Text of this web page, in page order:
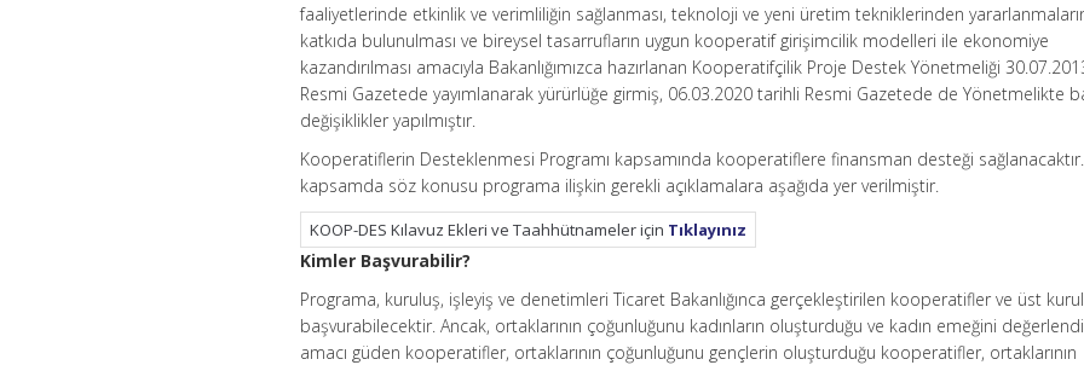
faaliyetlerinde etkinlik ve verimliliğin sağlanması, teknoloji ve yeni üretim tekniklerinden
katkıda bulunulması ve bireysel tasarrufların uygun kooperatif girişimcilik modelleri ile ekonomiye
kazandırılması amacıyla Bakanlığımızca hazırlanan Kooperatifçilik Proje Destek Yönetmeliği
Resmi Gazetede yayımlanarak yürürlüğe girmiş, 06.03.2020 tarihli Resmi Gazetede de Yönetmelikte
değişiklikler yapılmıştır.
Kooperatiflerin Desteklenmesi Programı kapsamında kooperatiflere finansman desteği
kapsamda söz konusu programa ilişkin gerekli açıklamalara aşağıda yer verilmiştir.
KOOP-DES Kılavuz Ekleri ve Taahhütnameler için Tıklayınız
Kimler Başvurabilir?
Programa, kuruluş, işleyiş ve denetimleri Ticaret Bakanlığınca gerçekleştirilen kooperatifler ve üst
başvurabilecektir. Ancak, ortaklarının çoğunluğunu kadınların oluşturduğu ve kadın emeğini
amacı güden kooperatifler, ortaklarının çoğunluğunu gençlerin oluşturduğu kooperatifler, ortaklarının